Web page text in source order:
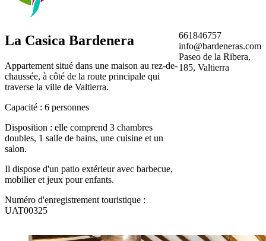
La Casica Bardenera
Appartement situé dans une maison au rez-de-
chaussée, à côté de la route principale qui
traverse la ville de Valtierra.
Capacité : 6 personnes
Disposition : elle comprend 3 chambres
doubles, 1 salle de bains, une cuisine et un
salon.
Il dispose d'un patio extérieur avec barbecue,
mobilier et jeux pour enfants.
Numéro d'enregistrement touristique :
UAT00325
661846757
info@bardeneras.com
Paseo de la Ribera,
185, Valtierra